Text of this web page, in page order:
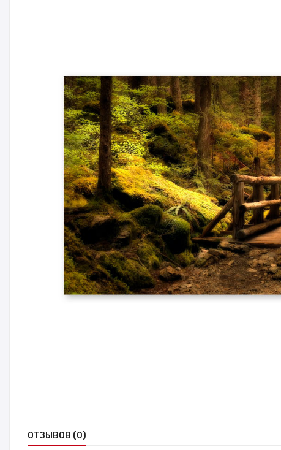
ОТЗЫВОВ (0)